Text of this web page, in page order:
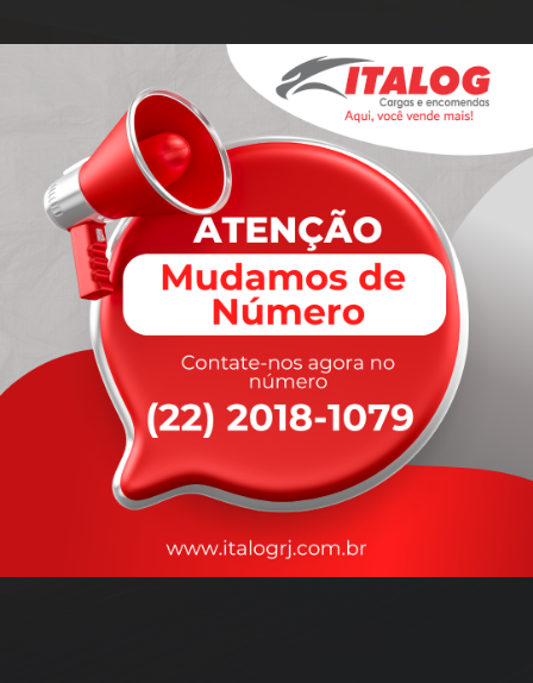
rapidez
que você precisa,
com a qualidade que vocêmerece.
Nossos motoristas são treinados para garantir a máxima
durante o transporte, com rastreamento em tempo real.